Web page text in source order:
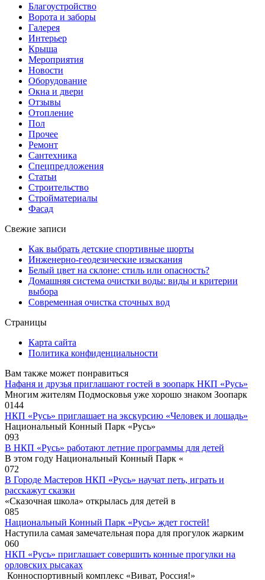
Благоустройство
Ворота и заборы
Галерея
Интерьер
Крыша
Мероприятия
Новости
Оборудование
Окна и двери
Отзывы
Отопление
Пол
Прочее
Ремонт
Сантехника
Спецпредложения
Статьи
Строительство
Стройматериалы
Фасад
Свежие записи
Как выбрать детские спортивные шорты
Инженерно-геодезические изыскания
Белый цвет на склоне: стиль или опасность?
Домашняя система очистки воды: виды и критерии
выбора
Современная очистка сточных вод
Страницы
Карта сайта
Политика конфиденциальности
Вам также может понравиться
Нафаня и друзья приглашают гостей в зоопарк НКП «Русь»
Многим жителям Подмосковья уже хорошо знаком Зоопарк
0144
НКП «Русь» приглашает на экскурсию «Человек и лошадь»
Национальный Конный Парк «Русь»
093
В НКП «Русь» работают летние программы для детей
В этом году Национальный Конный Парк «
072
В Городе Мастеров НКП «Русь» научат петь, играть и
расскажут сказки
«Сказочная школа» открылась для детей в
085
Национальный Конный Парк «Русь» ждет гостей!
Наступила самая замечательная пора для прогулок жарким
060
НКП «Русь» приглашает совершить конные прогулки на
орловских рысаках
Конноспортивный комплекс «Виват, Россия!»